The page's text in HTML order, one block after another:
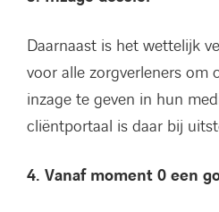
Daarnaast is het wettelijk
voor alle zorgverleners om
inzage te geven in hun
cliëntportaal is daar bij
4. Vanaf moment 0 een